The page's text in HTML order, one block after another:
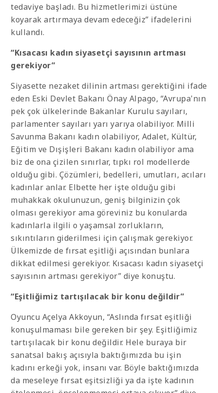
tedaviye başladı. Bu hizmetlerimizi üstüne
koyarak artırmaya devam edeceğiz” ifadelerini
kullandı.
“Kısacası kadın siyasetçi sayısının artması
gerekiyor”
Siyasette nezaket dilinin artması gerektiğini ifade
eden Eski Devlet Bakanı Önay Alpago, “Avrupa'nın
pek çok ülkelerinde Bakanlar Kurulu sayıları,
parlamenter sayıları yarı yarıya olabiliyor. Milli
Savunma Bakanı kadın olabiliyor, Adalet, Kültür,
Eğitim ve Dışişleri Bakanı kadın olabiliyor ama
biz de ona çizilen sınırlar, tıpkı rol modellerde
olduğu gibi. Çözümleri, bedelleri, umutları, acıları
kadınlar anlar. Elbette her işte olduğu gibi
muhakkak okulunuzun, geniş bilginizin çok
olması gerekiyor ama göreviniz bu konularda
kadınlarla ilgili o yaşamsal zorlukların,
sıkıntıların giderilmesi için çalışmak gerekiyor.
Ülkemizde de fırsat eşitliği açısından bunlara
dikkat edilmesi gerekiyor. Kısacası kadın siyasetçi
sayısının artması gerekiyor” diye konuştu.
“Eşitliğimiz tartışılacak bir konu değildir”
Oyuncu Açelya Akkoyun, “Aslında fırsat eşitliği
konuşulmaması bile gereken bir şey. Eşitliğimiz
tartışılacak bir konu değildir. Hele buraya bir
sanatsal bakış açısıyla baktığımızda bu işin
kadını erkeği yok, insanı var. Böyle baktığımızda
da meseleye fırsat eşitsizliği ya da işte kadının